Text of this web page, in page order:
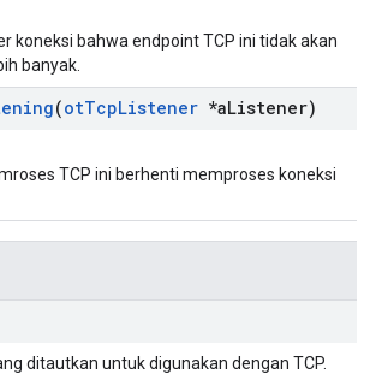
koneksi bahwa endpoint TCP ini tidak akan
banyak.
(otTcpListener *aListener)
TCP ini berhenti memproses koneksi
ditautkan untuk digunakan dengan TCP.